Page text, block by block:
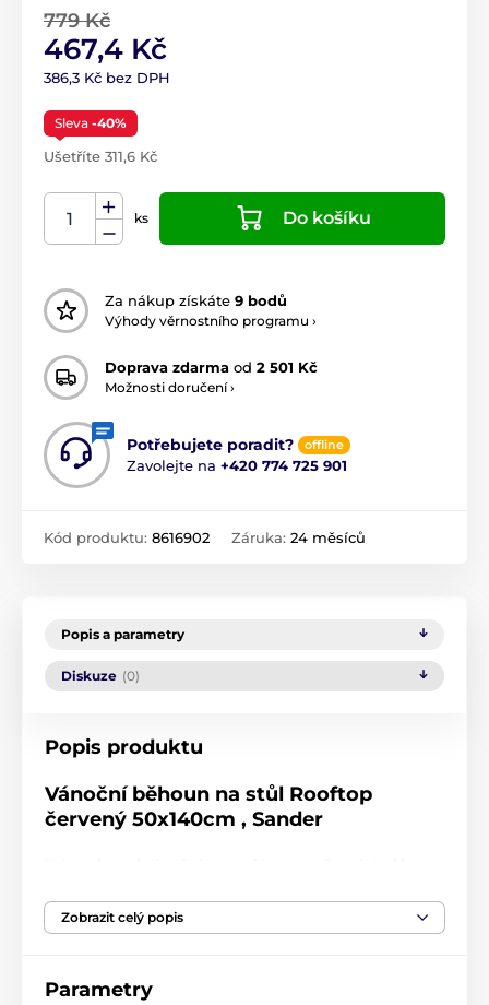
779 Kč
467,4 Kč
386,3 Kč bez DPH
Sleva -40%
Ušetříte 311,6 Kč
ks Do košíku
Za nákup získáte 9 bodů
Výhody věrnostního programu ›
Doprava zdarma od 2 501 Kč
Možnosti doručení ›
Potřebujete poradit? offline
Zavolejte na +420 774 725 901
Kód produktu: 8616902 Záruka: 24 měsíců
Popis a parametry
Diskuze (0)
Popis produktu
Vánoční běhoun na stůl Rooftop
červený 50x140cm , Sander
zasněžených střech vesnice dodá vašemu domovu tu
správnou vánoční náladu.
najdeteZDE.
Zobrazit celý popis
Parametry